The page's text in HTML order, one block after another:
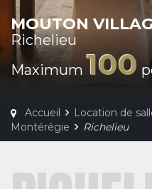
MOUTON
Richelieu
Maximum 100
Accueil Location de
Montérégie
Richelieu